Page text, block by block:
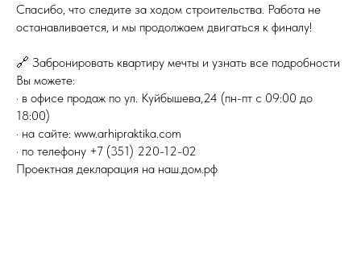
Спасибо, что следите за ходом строительства. Работа не
останавливается, и мы продолжаем двигаться к финалу!
🔗 Забронировать квартиру мечты и узнать все подробности
Вы можете:
· в офисе продаж по ул. Куйбышева,24 (пн-пт с 09:00 до
18:00)
· на сайте: www.arhipraktika.com
· по телефону +7 (351) 220-12-02
Проектная декларация на наш.дом.рф